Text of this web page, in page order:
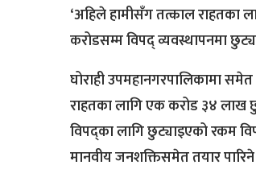
‘अहिले हामीसँग तत्काल राहतका
करोडसम्म विपद् व्यवस्थापनमा
घोराही उपमहानगरपालिकामा
राहतका लागि एक करोड ३४ लाख
विपद्का लागि छुट्याइएको रकम
मानवीय जनशक्तिसमेत तयार पारिने